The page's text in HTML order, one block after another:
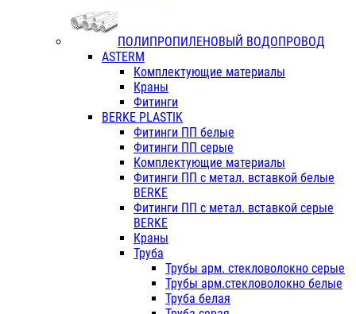
ПОЛИПРОПИЛЕНОВЫЙ ВОДОПРОВОД
ASTERM
Комплектующие материалы
Краны
Фитинги
BERKE PLASTIK
Фитинги ПП белые
Фитинги ПП серые
Комплектующие материалы
Фитинги ПП с метал. вставкой белые
BERKE
Фитинги ПП с метал. вставкой серые
BERKE
Краны
Труба
Трубы арм. стекловолокно серые
Трубы арм.стекловолокно белые
Труба белая